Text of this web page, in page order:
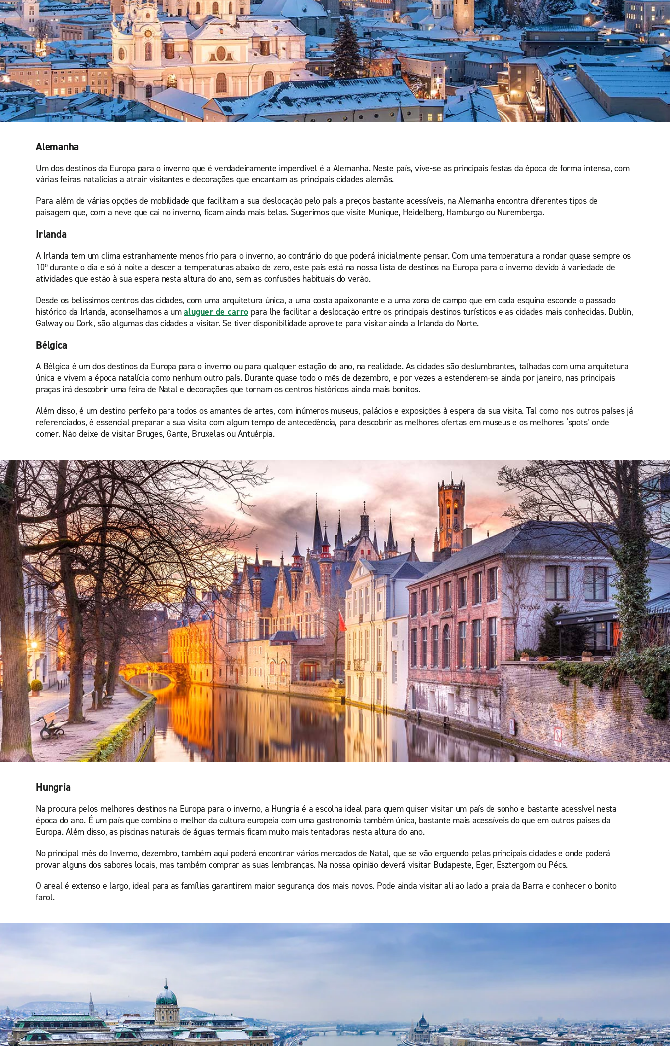
Alemanha
Um dos destinos da Europa para o inverno que é verdadeiramente imperdível é a Alemanha. Neste país, vive-se as principais festas da época de forma intensa, com
várias feiras natalícias a atrair visitantes e decorações que encantam as principais cidades alemãs.
Para além de várias opções de mobilidade que facilitam a sua deslocação pelo país a preços bastante acessíveis, na Alemanha encontra diferentes tipos de
paisagem que, com a neve que cai no inverno, ficam ainda mais belas. Sugerimos que visite Munique, Heidelberg, Hamburgo ou Nuremberga.
Irlanda
A Irlanda tem um clima estranhamente menos frio para o inverno, ao contrário do que poderá inicialmente pensar. Com uma temperatura a rondar quase sempre os
10º durante o dia e só à noite a descer a temperaturas abaixo de zero, este país está na nossa lista de destinos na Europa para o inverno devido à variedade de
atividades que estão à sua espera nesta altura do ano, sem as confusões habituais do verão.
Desde os belíssimos centros das cidades, com uma arquitetura única, a uma costa apaixonante e a uma zona de campo que em cada esquina esconde o passado
histórico da Irlanda, aconselhamos a umaluguer de carro para lhe facilitar a deslocação entre os principais destinos turísticos e as cidades mais conhecidas. Dublin,
Galway ou Cork, são algumas das cidades a visitar. Se tiver disponibilidade aproveite para visitar ainda a Irlanda do Norte.
Bélgica
A Bélgica é um dos destinos da Europa para o inverno ou para qualquer estação do ano, na realidade. As cidades são deslumbrantes, talhadas com uma arquitetura
única e vivem a época natalícia como nenhum outro país. Durante quase todo o mês de dezembro, e por vezes a estenderem-se ainda por janeiro, nas principais
praças irá descobrir uma feira de Natal e decorações que tornam os centros históricos ainda mais bonitos.
Além disso, é um destino perfeito para todos os amantes de artes, com inúmeros museus, palácios e exposições à espera da sua visita. Tal como nos outros países já
referenciados, é essencial preparar a sua visita com algum tempo de antecedência, para descobrir as melhores ofertas em museus e os melhores ‘spots’ onde
comer. Não deixe de visitar Bruges, Gante, Bruxelas ou Antuérpia.
Hungria
Na procura pelos melhores destinos na Europa para o inverno, a Hungria é a escolha ideal para quem quiser visitar um país de sonho e bastante acessível nesta
época do ano. É um país que combina o melhor da cultura europeia com uma gastronomia também única, bastante mais acessíveis do que em outros países da
Europa. Além disso, as piscinas naturais de águas termais ficam muito mais tentadoras nesta altura do ano.
No principal mês do Inverno, dezembro, também aqui poderá encontrar vários mercados de Natal, que se vão erguendo pelas principais cidades e onde poderá
provar alguns dos sabores locais, mas também comprar as suas lembranças. Na nossa opinião deverá visitar Budapeste, Eger, Esztergom ou Pécs.
O areal é extenso e largo, ideal para as famílias garantirem maior segurança dos mais novos. Pode ainda visitar ali ao lado a praia da Barra e conhecer o bonito
farol.